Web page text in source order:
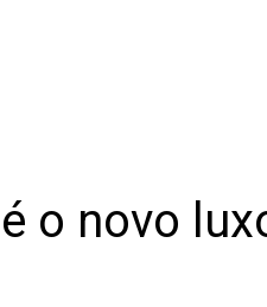
o novo